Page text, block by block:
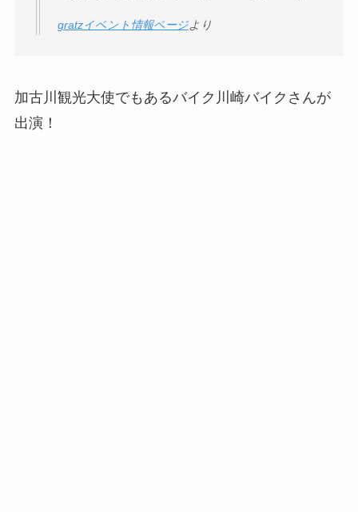
gratzイベント情報ページより
加古川観光大使でもあるバイク川崎バイクさんが
出演！